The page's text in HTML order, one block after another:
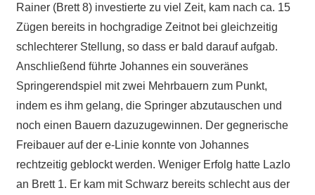
Rainer (Brett 8) investierte zu viel Zeit, kam nach ca. 15
Zügen bereits in hochgradige Zeitnot bei gleichzeitig
schlechterer Stellung, so dass er bald darauf aufgab.
Anschließend führte Johannes ein souveränes
Springerendspiel mit zwei Mehrbauern zum Punkt,
indem es ihm gelang, die Springer abzutauschen und
noch einen Bauern dazuzugewinnen. Der gegnerische
Freibauer auf der e-Linie konnte von Johannes
rechtzeitig geblockt werden. Weniger Erfolg hatte Lazlo
an Brett 1. Er kam mit Schwarz bereits schlecht aus der